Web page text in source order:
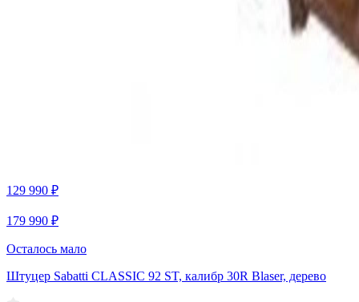
129 990 ₽
179 990 ₽
Осталось мало
Штуцер Sabatti CLASSIC 92 ST, калибр 30R Blaser, дерево